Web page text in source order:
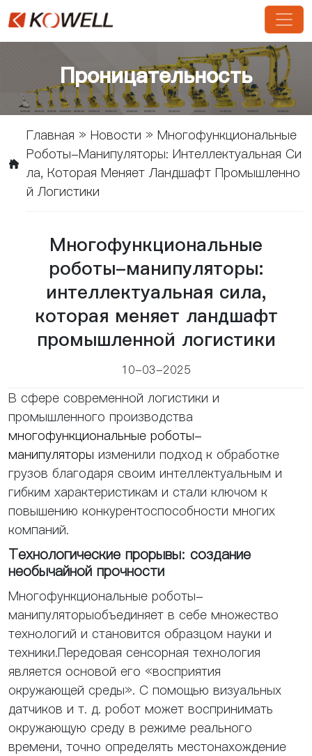
Проницательность
Главная » Новости » Многофункциональные
Роботы-Манипуляторы: Интеллектуальная Си
Ла, Которая Меняет Ландшафт Промышленно
Й Логистики
Многофункциональные
роботы-манипуляторы:
интеллектуальная сила,
которая меняет ландшафт
промышленной логистики
10-03-2025
В сфере современной логистики и
промышленного производства
многофункциональные роботы-
манипуляторы изменили подход к обработке
грузов благодаря своим интеллектуальным и
гибким характеристикам и стали ключом к
повышению конкурентоспособности многих
компаний.
Технологические прорывы: создание
необычайной прочности
Многофункциональные роботы-
манипуляторыобъединяет в себе множество
технологий и становится образцом науки и
техники.Передовая сенсорная технология
является основой его «восприятия
окружающей среды». С помощью визуальных
датчиков и т. д. робот может воспринимать
окружающую среду в режиме реального
времени, точно определять местонахождение